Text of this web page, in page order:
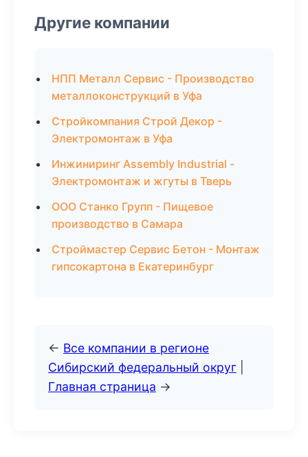
Другие компании
НПП Металл Сервис - Производство
металлоконструкций в Уфа
Стройкомпания Строй Декор -
Электромонтаж в Уфа
Инжиниринг Assembly Industrial -
Электромонтаж и жгуты в Тверь
ООО Станко Групп - Пищевое
производство в Самара
Строймастер Сервис Бетон - Монтаж
гипсокартона в Екатеринбург
← Все компании в регионе
Сибирский федеральный округ
Главная страница →